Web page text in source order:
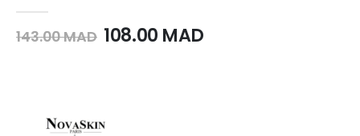
143.00MAD Le
MAD.
108.00 MADLe